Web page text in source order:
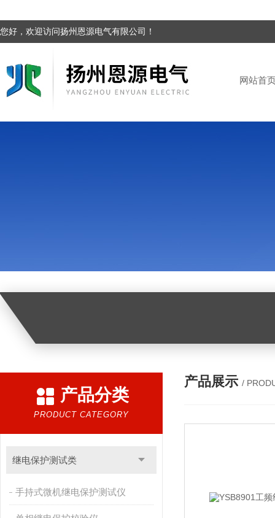
您好，欢迎访问扬州恩源电气有限公司！
网站首
产品分类
PRODUCT CATEGORY
继电保护测试类
手持式微机继电保护测试仪
产品展示 /